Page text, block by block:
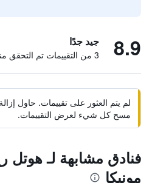
8.9 جيد جدًا
3 من التقييمات تم التحقق منها
لم يتم العثور على تقييمات. حاول
مسح كل شيء لعرض التقييمات.
فنادق مشابهة لـ هوتل
مونيكا